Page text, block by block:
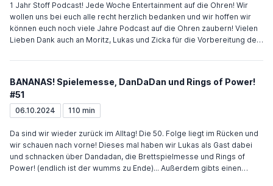
1 Jahr Stoff Podcast! Jede Woche Entertainment auf die Ohren! Wir
wollen uns bei euch alle recht herzlich bedanken und wir hoffen wir
können euch noch viele Jahre Podcast auf die Ohren zaubern! Vielen
Lieben Dank auch an Moritz, Lukas und Zicka für die Vorbereitung des
Mail: Podcaststoff@gmail.com
BANANAS! Spielemesse, DanDaDan und Rings of Power!
#51
06.10.2024 110 min
Da sind wir wieder zurück im Alltag! Die 50. Folge liegt im Rücken und
wir schauen nach vorne! Dieses mal haben wir Lukas als Gast dabei
und schnacken über Dandadan, die Brettspielmesse und Rings of
Power! (endlich ist der wumms zu Ende)... Außerdem gibts einen